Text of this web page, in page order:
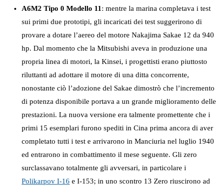
A6M2 Tipo 0 Modello 11: mentre la marina completava i test
sui primi due prototipi, gli incaricati dei test suggerirono di
provare a dotare l’aereo del motore Nakajima Sakae 12 da 940
hp. Dal momento che la Mitsubishi aveva in produzione una
propria linea di motori, la Kinsei, i progettisti erano piuttosto
riluttanti ad adottare il motore di una ditta concorrente,
nonostante ciò l’adozione del Sakae dimostrò che l’incremento
di potenza disponibile portava a un grande miglioramento delle
prestazioni. La nuova versione era talmente promettente che i
primi 15 esemplari furono spediti in Cina prima ancora di aver
completato tutti i test e arrivarono in Manciuria nel luglio 1940
ed entrarono in combattimento il mese seguente. Gli zero
surclassavano totalmente gli avversari, in particolare i
Polikarpov I-16 e I-153; in uno scontro 13 Zero riuscirono ad